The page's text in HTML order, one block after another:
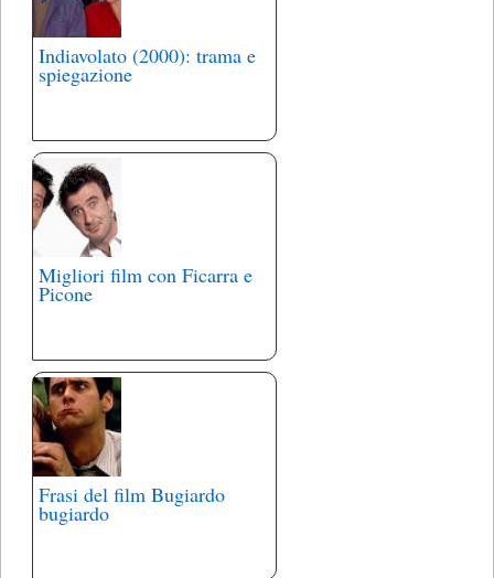
Indiavolato (2000): trama e
spiegazione
Migliori film con Ficarra e
Picone
Frasi del film Bugiardo
bugiardo